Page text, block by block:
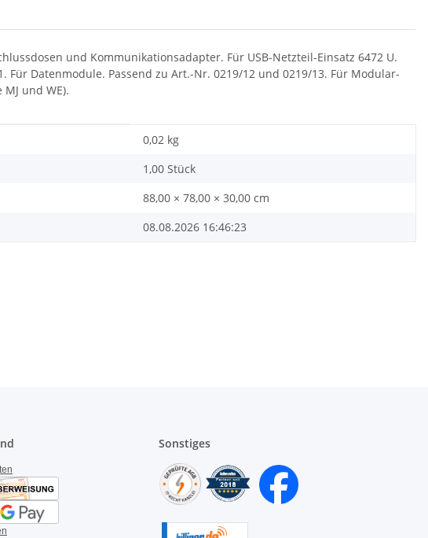
und Kommunikationsadapter. Für USB-Netzteil-Einsatz 6472 U.
Für Datenmodule. Passend zu Art.-Nr. 0219/12 und 0219/13. Für Modular-
und WE).
0,02 kg
1,00 Stück
88,00 × 78,00 × 30,00 cm
08.08.2026 16:46:23
Sonstiges